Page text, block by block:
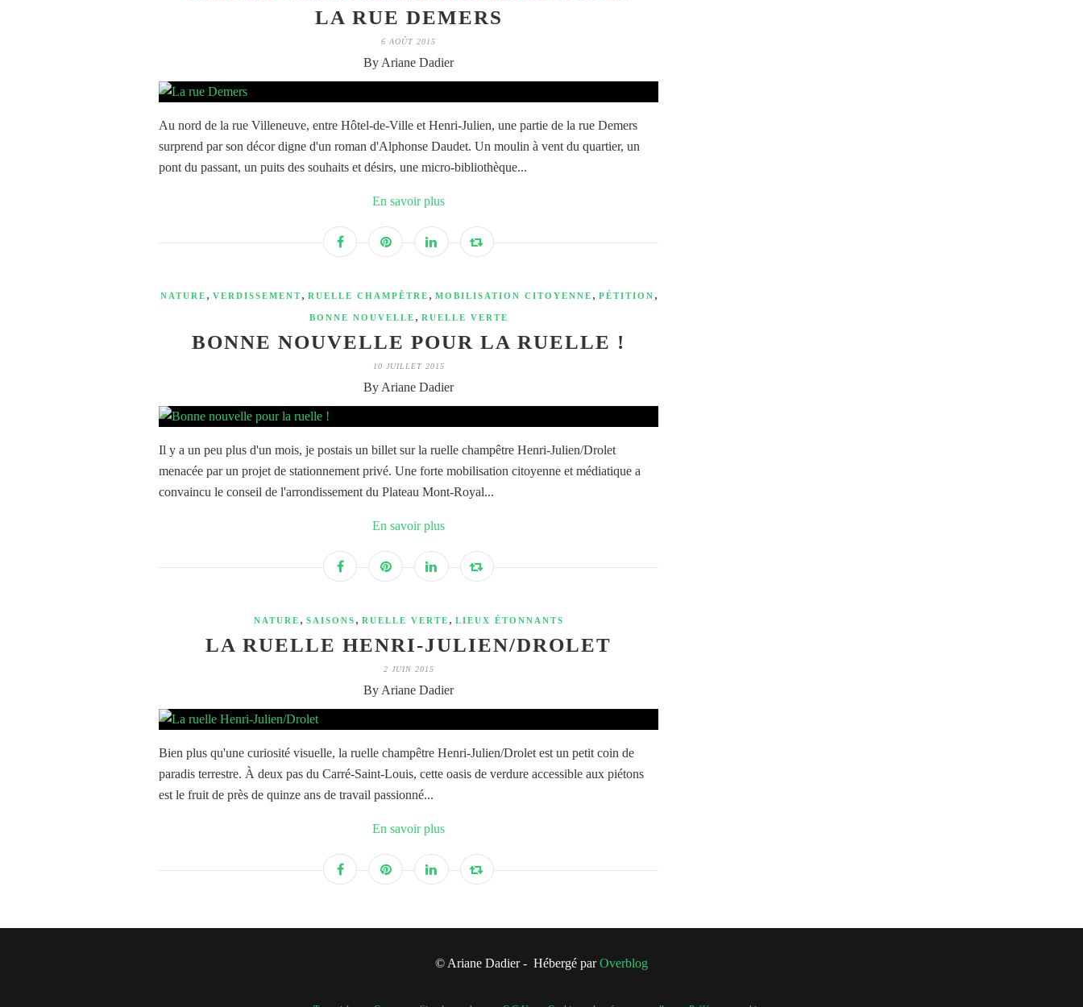
LA RUE DEMERS
6 AOÛT 2015
By Ariane Dadier
Au nord de la rue Villeneuve, entre Hôtel-de-Ville et Henri-Julien, une partie de la rue Demers
surprend par son décor digne d'un roman d'Alphonse Daudet. Un moulin à vent du quartier, un
pont du passant, un puits des souhaits et désirs, une micro-bibliothèque...
En savoir plus
NATURE , VERDISSEMENT, RUELLE CHAMPÊTRE , MOBILISATION CITOYENNE , PÉTITION ,
BONNE NOUVELLE , RUELLE VERTE
BONNE NOUVELLE POUR LA RUELLE !
10 JUILLET 2015
By Ariane Dadier
Il y a un peu plus d'un mois, je postais un billet sur la ruelle champêtre Henri-Julien/Drolet
menacée par un projet de stationnement privé. Une forte mobilisation citoyenne et médiatique a
convaincu le conseil de l'arrondissement du Plateau Mont-Royal...
En savoir plus
NATURE , SAISONS , RUELLE VERTE , LIEUX ÉTONNANTS
LA RUELLE HENRI-JULIEN/DROLET
2 JUIN 2015
By Ariane Dadier
Bien plus qu'une curiosité visuelle, la ruelle champêtre Henri-Julien/Drolet est un petit coin de
paradis terrestre. À deux pas du Carré-Saint-Louis, cette oasis de verdure accessible aux piétons
est le fruit de près de quinze ans de travail passionné...
En savoir plus
© Ariane Dadier - Hébergé parOverblog